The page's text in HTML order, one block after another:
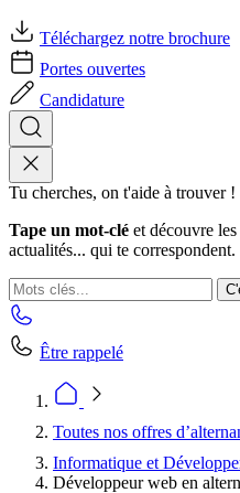
Téléchargez notre brochure
Portes ouvertes
Candidature
Tu cherches, on t'aide à trouver !
Tape un mot-clé et découvre
actualités... qui te correspondent.
Être rappelé
Toutes nos offres
Informatique et
Développeur web en